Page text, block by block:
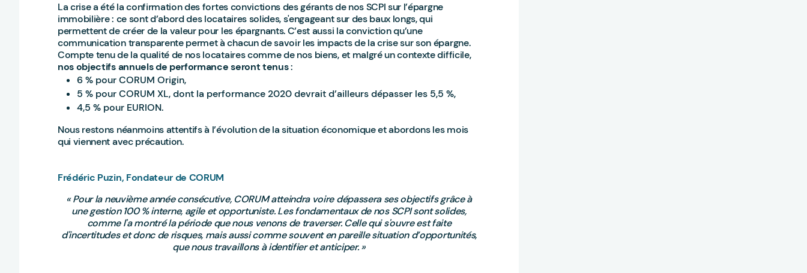
La crise a été la confirmation des fortes convictions des gérants de nos SCPI sur l’épargne
immobilière : ce sont d’abord des locataires solides, s'engageant sur des baux longs, qui
permettent de créer de la valeur pour les épargnants. C’est aussi la conviction qu’une
communication transparente permet à chacun de savoir les impacts de la crise sur son épargne.
Compte tenu de la qualité de nos locataires comme de nos biens, et malgré un contexte difficile,
nos objectifs annuels de performance seront tenus:
6 % pour CORUM Origin,
5 % pour CORUM XL, dont la performance 2020 devrait d’ailleurs dépasser les 5,5 %,
4,5 % pour EURION.
Nous restons néanmoins attentifs à l’évolution de la situation économique et abordons les mois
qui viennent avec précaution.
Frédéric Puzin, Fondateur de CORUM
« Pour la neuvième année consécutive, CORUM atteindra voire dépassera ses objectifs grâce à
une gestion 100 % interne, agile et opportuniste. Les fondamentaux de nos SCPI sont solides,
comme l'a montré la période que nous venons de traverser. Celle qui s'ouvre est faite
d'incertitudes et donc de risques, mais aussi comme souvent en pareille situation d’opportunités,
que nous travaillons à identifier et anticiper. »